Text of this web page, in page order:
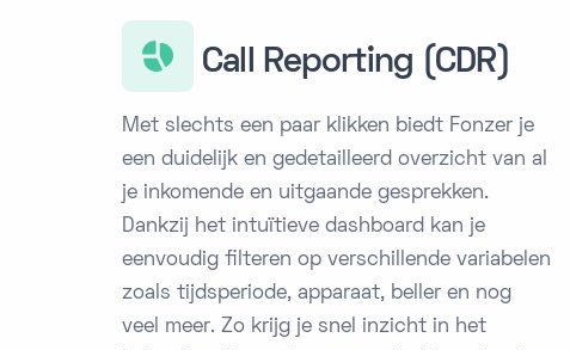
Call Reporting (CDR)
Met slechts een paar klikken biedt Fonzer je
een duidelijk en gedetailleerd overzicht van al
je inkomende en uitgaande gesprekken.
Dankzij het intuïtieve dashboard kan je
eenvoudig filteren op verschillende variabelen
zoals tijdsperiode, apparaat, beller en nog
veel meer. Zo krijg je snel inzicht in het